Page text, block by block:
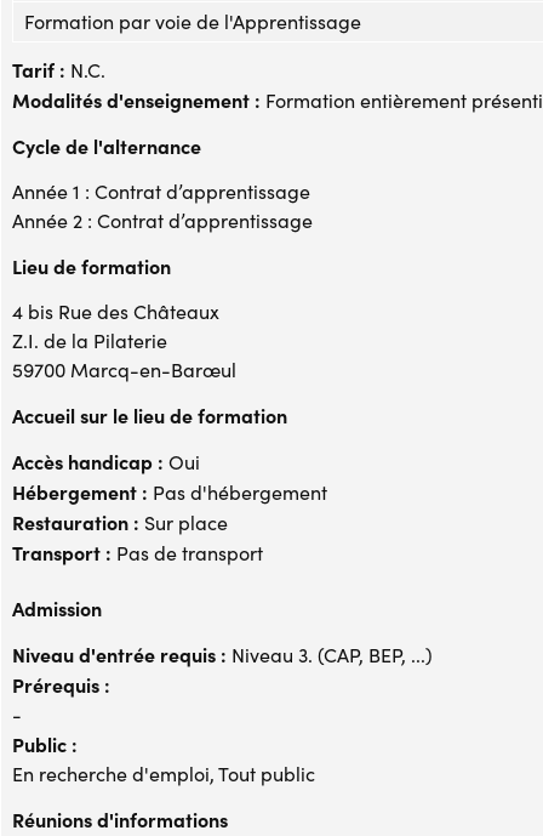
Formation par voie de l'Apprentissage
Tarif : N.C.
Modalités d'enseignement : Formation entièrement
Cycle de l'alternance
Année 1 : Contrat d’apprentissage
Année 2 : Contrat d’apprentissage
Lieu de formation
4 bis Rue des Châteaux
Z.I. de la Pilaterie
59700 Marcq-en-Barœul
Accueil sur le lieu de formation
Accès handicap : Oui
Hébergement : Pas d'hébergement
Restauration : Sur place
Transport : Pas de transport
Admission
Niveau d'entrée requis : Niveau 3. (CAP, BEP, ...)
Prérequis :
-
Public :
En recherche d'emploi, Tout public
Réunions d'informations